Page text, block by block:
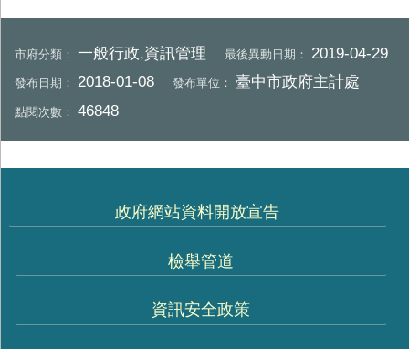
市府分類：一般行政,資訊管理 最後異動日期：2019-04-29
發布日期：2018-01-08 發布單位：臺中市政府主計處
點閱次數：46848
政府網站資料開放宣告
檢舉管道
資訊安全政策